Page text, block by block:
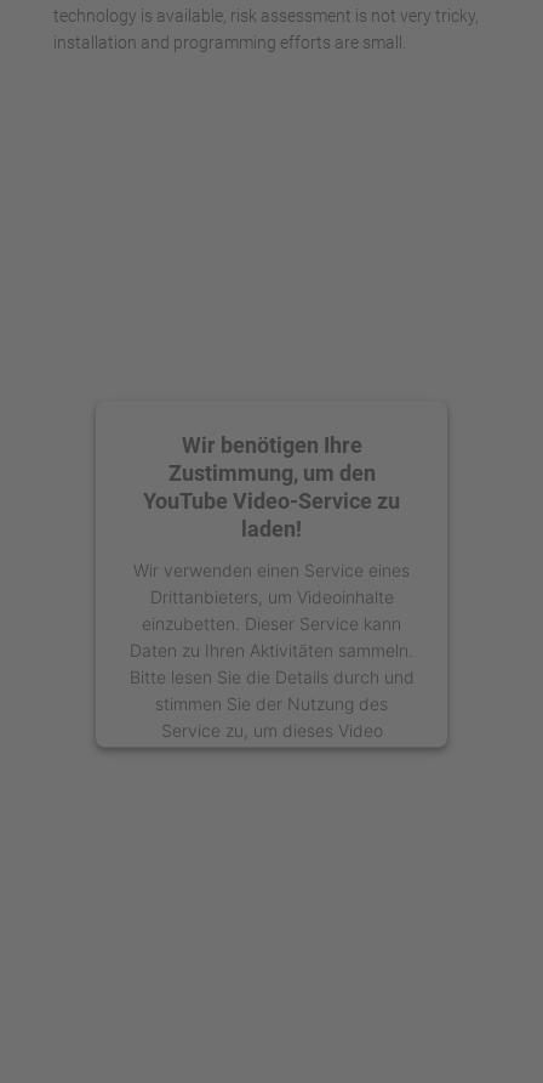
powered by
Usercentrics Consent
Management Platform
technology is available, risk assessment is not very tricky,
installation and programming efforts are small.
Wir benötigen Ihre
Zustimmung, um den
YouTube Video-Service zu
laden!
Wir verwenden einen Service eines
Drittanbieters, um Videoinhalte
einzubetten. Dieser Service kann
Daten zu Ihren Aktivitäten sammeln.
Bitte lesen Sie die Details durch und
stimmen Sie der Nutzung des
Service zu, um dieses Video
anzusehen.